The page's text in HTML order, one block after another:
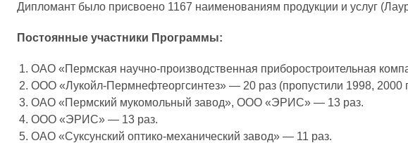
Дипломант было присвоено 1167 наименованиям продукции и услуг
Постоянные участники Программы:
ОАО «Пермская научно-производственная приборостроительная
ООО «Лукойл-Пермнефтеоргсинтез» — 20 раз (пропустили 1998, 2000
ОАО «Пермский мукомольный завод», ООО «ЭРИС» — 13 раз.
ООО «ЭРИС» — 13 раз.
ОАО «Суксунский оптико-механический завод» — 11 раз.